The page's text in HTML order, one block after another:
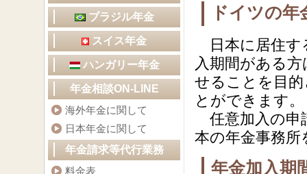
ドイツの
日本に居住す
入期間がある
せることを目
とができます。
任意加入の申
本の年金事務
年金加入期
ブラジル年金
スイス年金
ハンガリー年金
年金相談ON-LINE
海外年金に関して
日本年金に関して
年金請求等代行業務
料金表